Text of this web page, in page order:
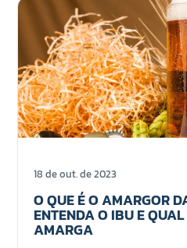
18 de out. de 2023
O QUE É O AMARGOR
ENTENDA O IBU E
AMARGA